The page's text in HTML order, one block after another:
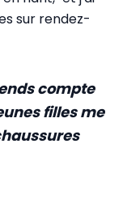
sur rendez-
compte
filles me